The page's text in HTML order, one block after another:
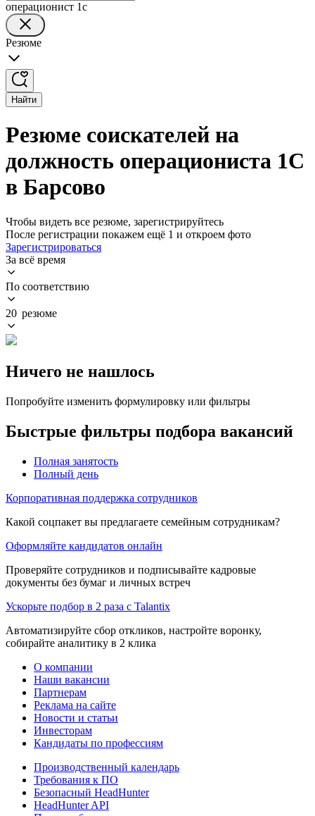
операционист 1с
Резюме
Найти
Резюме соискателей на
должность операциониста 1С
в Барсово
Чтобы видеть все резюме, зарегистрируйтесь
После регистрации покажем ещё 1 и откроем фото
Зарегистрироваться
За всё время
По соответствию
20 резюме
Ничего не нашлось
Попробуйте изменить формулировку или фильтры
Быстрые фильтры подбора вакансий
Полная занятость
Полный день
Корпоративная поддержка сотрудников
Какой соцпакет вы предлагаете семейным сотрудникам?
Оформляйте кандидатов онлайн
Проверяйте сотрудников и подписывайте кадровые
документы без бумаг и личных встреч
Ускорьте подбор в 2 раза с Talantix
Автоматизируйте сбор откликов, настройте воронку,
собирайте аналитику в 2 клика
О компании
Наши вакансии
Партнерам
Реклама на сайте
Новости и статьи
Инвесторам
Кандидаты по профессиям
Производственный календарь
Требования к ПО
Безопасный HeadHunter
HeadHunter API